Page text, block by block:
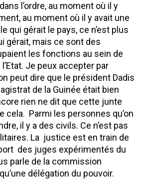
l’ordre, au moment où il y
au moment où il y avait une
qui gérait le pays, ce n’est plus
gérait, mais ce sont des
les fonctions au sein de
l’Etat. Je peux accepter par
peut dire que le président Dadis
de la Guinée était bien
rien ne dit que cette junte
cela. Parmi les personnes qu’on
il y a des civils. Ce n’est pas
La justice est en train de
des juges expérimentés du
parle de la commission
délégation du pouvoir.